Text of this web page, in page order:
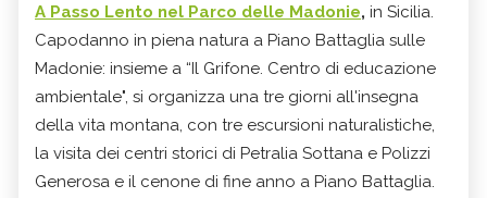
A Passo Lento nel Parco delle Madonie, in Sicilia.
Capodanno in piena natura a Piano Battaglia sulle
Madonie: insieme a “Il Grifone. Centro di educazione
ambientale", si organizza una tre giorni all'insegna
della vita montana, con tre escursioni naturalistiche,
la visita dei centri storici di Petralia Sottana e Polizzi
Generosa e il cenone di fine anno a Piano Battaglia.